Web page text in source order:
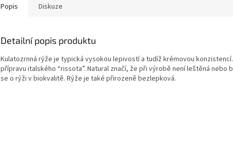
Popis Diskuze
Detailní popis produktu
Kulatozrnná rýže je typická vysokou lepivostí a tudíž krémovou
přípravu italského “rissota”. Natural značí, že při výrobě není leštěná nebo
se o rýži v biokvalitě. Rýže je také přirozeně bezlepková.